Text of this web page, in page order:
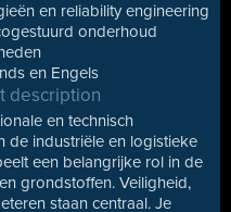
en reliability engineering
onderhoud
en Engels
description
en technisch
de industriële en logistieke
een belangrijke rol in de
grondstoffen. Veiligheid,
staan centraal. Je